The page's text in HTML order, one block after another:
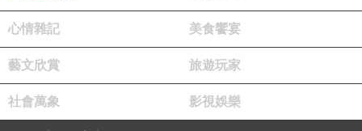
心情雜記 美食饗宴
藝文欣賞 旅遊玩家
社會萬象 影視娛樂